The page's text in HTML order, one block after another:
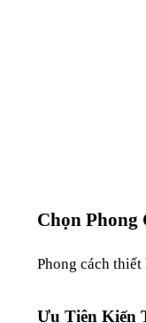
Chọn
Phong cách
Ưu Tiên Kiến